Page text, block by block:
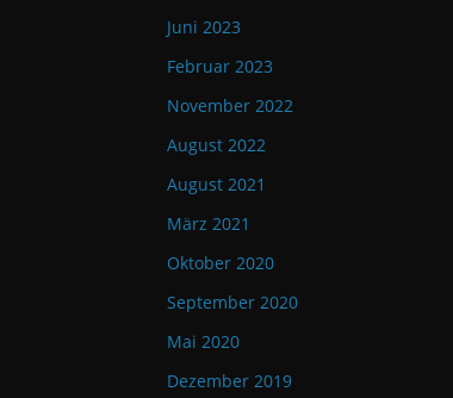
Juni 2023
Februar 2023
November 2022
August 2022
August 2021
März 2021
Oktober 2020
September 2020
Mai 2020
Dezember 2019